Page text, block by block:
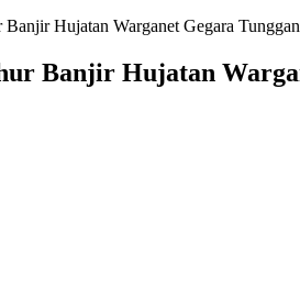
Hujatan Warganet Gegara
Banjir Hujatan